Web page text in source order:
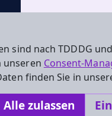
sind nach TDDDG
unseren Consent-
finden Sie in
Alle zulassen
Tel. 06128-